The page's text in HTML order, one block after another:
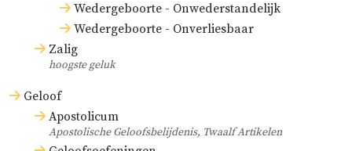
Wedergeboorte - Onwederstandelijk
Wedergeboorte - Onverliesbaar
Zalig
hoogste geluk
Geloof
Apostolicum
Apostolische Geloofsbelijdenis, Twaalf Artikelen